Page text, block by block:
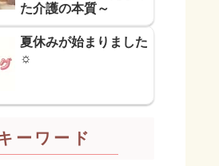
た介護の本質～
夏休みが始まりました
☼
ーワード